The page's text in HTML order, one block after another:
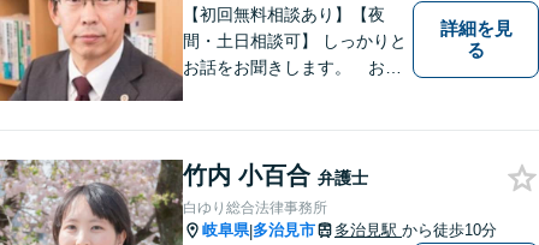
【初回無料相談あり】【夜
間・土日相談可】 しっかりと
お話をお聞きします。 お気
詳細を見
る
竹内 小百合 弁護士
白ゆり総合法律事務所
岐阜県|多治見市 多治見駅 から徒歩10分